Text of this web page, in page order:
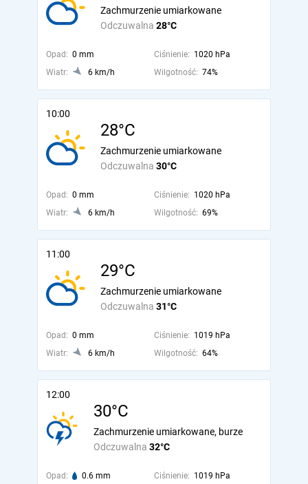
Odczuwalna 28°C
Zachmurzenie umiarkowane
Opad: 0 mm Ciśnienie: 1020 hPa
Wiatr:
6 km/h Wilgotność: 74%
10:00
28°C
Odczuwalna 30°C
Zachmurzenie umiarkowane
Opad: 0 mm Ciśnienie: 1020 hPa
Wiatr:
6 km/h Wilgotność: 69%
11:00
29°C
Odczuwalna 31°C
Zachmurzenie umiarkowane
Opad: 0 mm Ciśnienie: 1019 hPa
Wiatr:
6 km/h Wilgotność: 64%
12:00
30°C
Odczuwalna 32°C
Zachmurzenie umiarkowane, burze
Opad: 0.6 mm Ciśnienie: 1019 hPa